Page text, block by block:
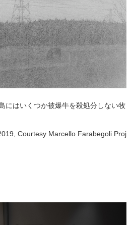
にはいくつか被爆牛を殺処分しない牧
Courtesy Marcello Farabegoli Proj